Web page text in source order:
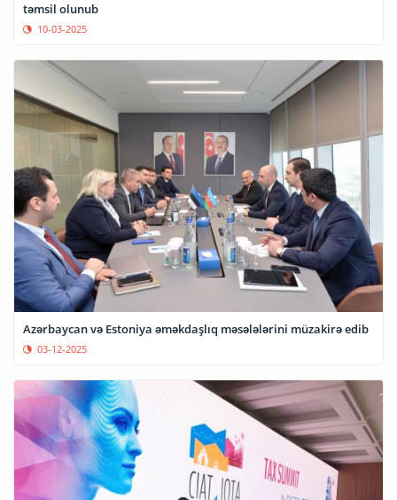
təmsil olunub
10-03-2025
Azərbaycan və Estoniya əməkdaşlıq məsələlərini müzakirə edib
03-12-2025